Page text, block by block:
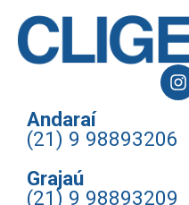
Andaraí
(21) 9 98893206
Grajaú
(21) 9 98893209